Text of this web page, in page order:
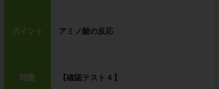
ポイント アミノ酸の反応
問題 【確認テスト４】